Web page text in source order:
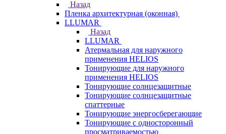
Назад
Пленка архитектурная (оконная)
LLUMAR
Назад
LLUMAR
Атермальная для наружного
применения HELIOS
Тонирующие для наружного
применения HELIOS
Тонирующие солнцезащитные
Тонирующие солнцезащитные
спаттерные
Тонирующие энергосберегающие
Тонирующие с односторонный
просматриваемостью